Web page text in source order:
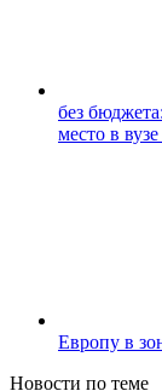
без
место в
Европу в
Новости по теме